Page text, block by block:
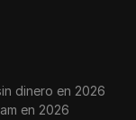
dinero en 2026
en 2026